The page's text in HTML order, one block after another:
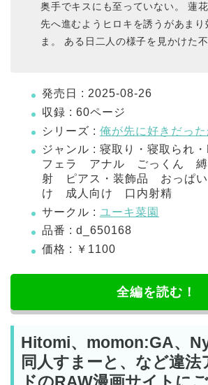
奥手でキスにも至っていない。 蓮
先へ進むようヒロキを誘うがあまり
ま。 ある日二人の様子を見かけた
発売日 : 2025-08-26
収録 : 60ページ
シリーズ : 俺が先に好きだった
ジャンル : 寝取り・寝取ら
フェラ アナル ごっくん
射 ピアス・装飾品 おっぱ
け 成人向け 口内射精
サークル : ユーキ菜園
品番 : d_650168
価格 : ￥1100
全編を読む！
Hitomi、momon:GA、
同人すまーと、など違法